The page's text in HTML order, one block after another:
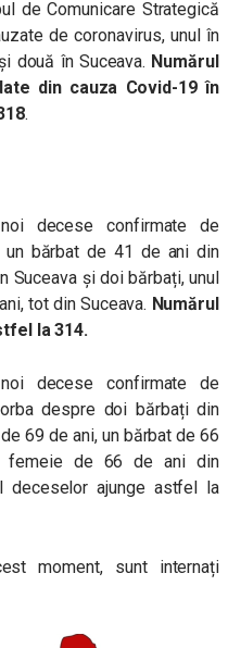
de Comunicare Strategică
de coronavirus, unul în
două în Suceava. Numărul
din cauza Covid-19 în
.
decese confirmate de
un bărbat de 41 de ani din
Suceava și doi bărbați, unul
tot din Suceava. Numărul
la 314.
decese confirmate de
despre doi bărbați din
69 de ani, un bărbat de 66
femeie de 66 de ani din
deceselor ajunge astfel la
moment, sunt internați